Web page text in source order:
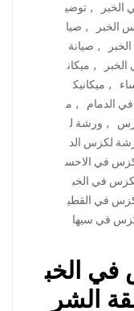
, توضي
الخبر , صيا
, صيانة
, ميكان
, ميكانيك
الدمام , م
, ورشة ل
لكزس الد
في الاحس
في الخب
في القطي
في سيها
الخب
الشر